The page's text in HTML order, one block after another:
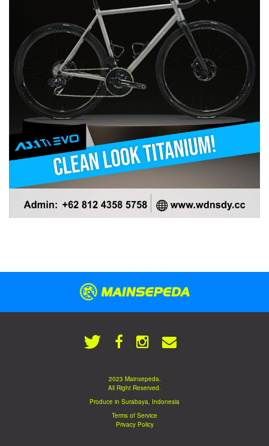
2023 Mainsepeda.
All Right Reserved.
Produce in Surabaya, Indonesia
Terms of Service
Privacy Policy